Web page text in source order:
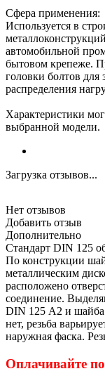
Сфера применения:
Используется в
автомобильной
бытовом крепеже.
головки болтов
распределения
Характеристики
выбранной модели.
Загрузка отзывов...
Нет отзывов
Добавить отзыв
Дополнительно
Стандарт DIN 125
По конструкции
металлическим
расположено
соединение.
DIN 125 А2 и
нет, резьба
наружная фаска.
Оплачивайте